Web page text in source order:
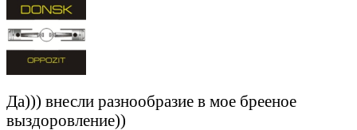
Да))) внесли разнообразие в мое брееное
выздоровление))